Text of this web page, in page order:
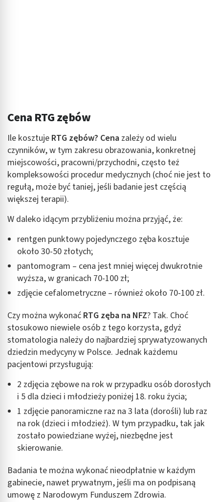
Cena RTG zębów
Ile kosztuje RTG zębów? Cena zależy od wielu
czynników, w tym zakresu obrazowania, konkretnej
miejscowości, pracowni/przychodni, często też
kompleksowości procedur medycznych (choć nie jest to
regułą, może być taniej, jeśli badanie jest częścią
większej terapii).
W daleko idącym przybliżeniu można przyjąć, że:
rentgen punktowy pojedynczego zęba kosztuje
około 30-50 złotych;
pantomogram – cena jest mniej więcej dwukrotnie
wyższa, w granicach 70-100 zł;
zdjęcie cefalometryczne – również około 70-100 zł.
Czy można wykonać RTG zęba na NFZ? Tak. Choć
stosukowo niewiele osób z tego korzysta, gdyż
stomatologia należy do najbardziej sprywatyzowanych
dziedzin medycyny w Polsce. Jednak każdemu
pacjentowi przysługują:
2 zdjęcia zębowe na rok w przypadku osób dorosłych
i 5 dla dzieci i młodzieży poniżej 18. roku życia;
1 zdjęcie panoramiczne raz na 3 lata (dorośli) lub raz
na rok (dzieci i młodzież). W tym przypadku, tak jak
zostało powiedziane wyżej, niezbędne jest
skierowanie.
Badania te można wykonać nieodpłatnie w każdym
gabinecie, nawet prywatnym, jeśli ma on podpisaną
umowę z Narodowym Funduszem Zdrowia.